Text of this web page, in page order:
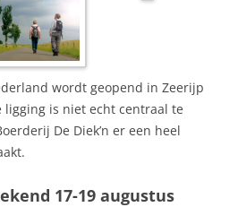
wordt geopend in Zeerijp
ligging is niet echt centraal te
De Diek’n er een heel
17-19 augustus